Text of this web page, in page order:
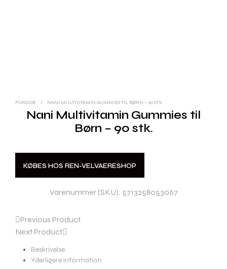
FORSIDE / NANI MULTIVITAMIN GUMMIES TIL BØRN – 90 STK.
Nani Multivitamin Gummies til
Børn – 90 stk.
KØBES HOS REN-VELVAERESHOP
Varenummer (SKU): 5713258053067
Previous Product
Next Product
Beskrivelse
Yderligere information